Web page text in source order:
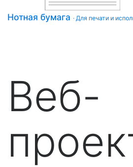
Нотная бумага · Для печати и
Веб-